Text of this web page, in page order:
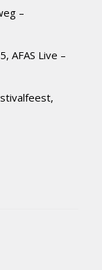
–
AFAS Live –